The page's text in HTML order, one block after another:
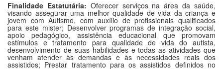
Finalidade Estatutária: Oferecer serviços na área da saúde,
visando assegurar uma melhor qualidade de vida da criança e
jovem com Autismo, com auxílio de profissionais qualificados
para este mister; Desenvolver programas de integração social,
apoio pedagógico, assistência educacional que promovam
estímulos e tratamento para qualidade de vida do autista,
desenvolvimento de suas habilidades e todas as atividades que
venham atender às demandas e às necessidades reais dos
assistidos; Prestar tratamento para os assistidos definidos no